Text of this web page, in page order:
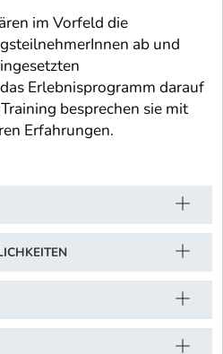
im Vorfeld die
ab und
Erlebnisprogramm darauf
besprechen sie mit
Erfahrungen.